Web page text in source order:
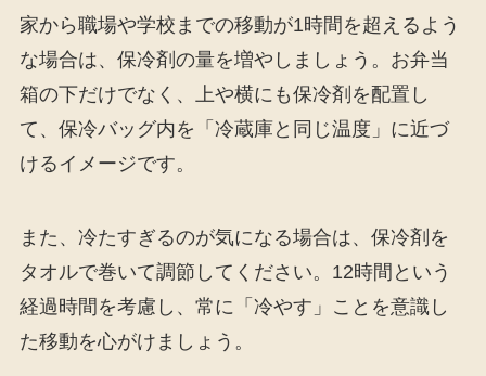
家から職場や学校までの移動が1時間を超えるよう
な場合は、保冷剤の量を増やしましょう。お弁当
箱の下だけでなく、上や横にも保冷剤を配置し
て、保冷バッグ内を「冷蔵庫と同じ温度」に近づ
けるイメージです。
また、冷たすぎるのが気になる場合は、保冷剤を
タオルで巻いて調節してください。12時間という
経過時間を考慮し、常に「冷やす」ことを意識し
た移動を心がけましょう。